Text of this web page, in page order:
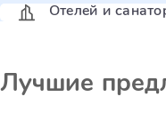
Отелей и
Лучшие